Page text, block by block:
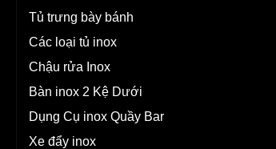
Tủ trưng bày bánh
Các loại tủ inox
Chậu rửa Inox
Bàn inox 2 Kệ Dưới
Dụng Cụ inox Quầy Bar
Xe đẩy inox